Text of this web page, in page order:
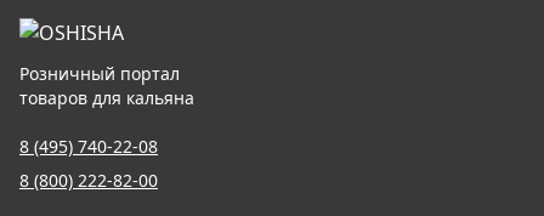
Розничный портал
товаров для кальяна
8 (495) 740-22-08
8 (800) 222-82-00